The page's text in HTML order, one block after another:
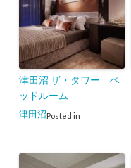
津田沼 ザ・タワー ベ
ッドルーム
Posted in
津田沼